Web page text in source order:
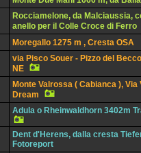
Rocciamelone, da Malciaussia,
anello per il Colle Croce di Ferro
Moregallo 1275 m , Cresta OSA
via Pisco Souer - Pizzo del
NE
Monte Valrossa ( Cabianca ), Via
Dream
Adula o Rheinwaldhorn 3402m
Dent d'Herens, dalla cresta
Fotoreport